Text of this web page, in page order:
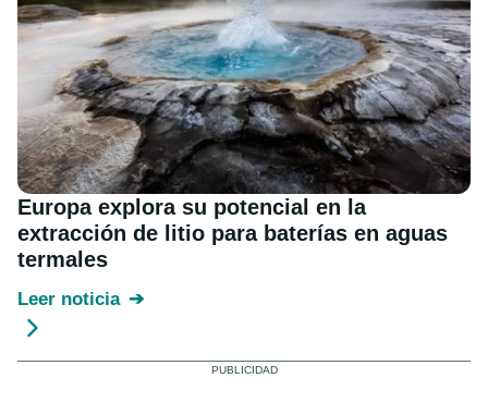
Europa explora su potencial en la
extracción de litio para baterías en aguas
termales
Leer noticia